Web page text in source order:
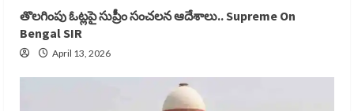
తొలగింపు ఓట్లపై సుప్రీం సంచలన ఆదేశాలు.. Supreme On
Bengal SIR
April 13, 2026